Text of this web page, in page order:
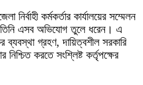
কর্মকর্তার কার্যালয়ের সম্মেলন
এসব অভিযোগ তুলে ধরেন। এ
ব্যবস্থা গ্রহণ, দায়িত্বশীল সরকারি
নিশ্চিত করতে সংশ্লিষ্ট কর্তৃপক্ষের